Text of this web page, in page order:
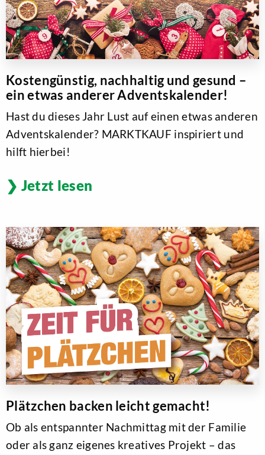
Kostengünstig, nachhaltig und gesund –
ein etwas anderer Adventskalender!
Hast du dieses Jahr Lust auf einen etwas anderen
Adventskalender? MARKTKAUF inspiriert und
hilft hierbei!
Jetzt lesen
Plätzchen backen leicht gemacht!
Ob als entspannter Nachmittag mit der Familie
oder als ganz eigenes kreatives Projekt – das